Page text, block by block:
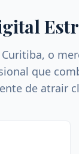
Curitiba, o
que
de atrair